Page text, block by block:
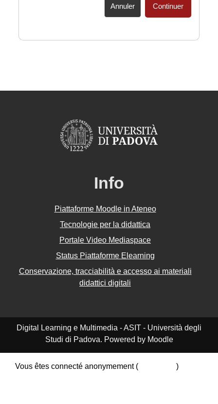
Annuler Continuer
Info
Piattaforme Moodle in Ateneo
Tecnologie per la didattica
Portale Video Mediaspace
Status Piattaforme Elearning
Conservazione, tracciabilità e accesso ai materiali
didattici digitali
Digital Learning e Multimedia - ASIT - Università degli
Studi di Padova. Powered by Moodle
Vous êtes connecté anonymement (
)